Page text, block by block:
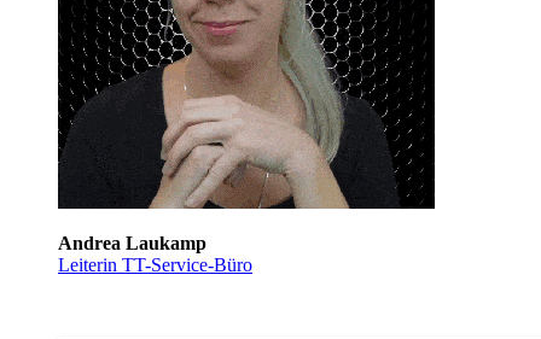
Andrea Laukamp
Leiterin TT-Service-Büro